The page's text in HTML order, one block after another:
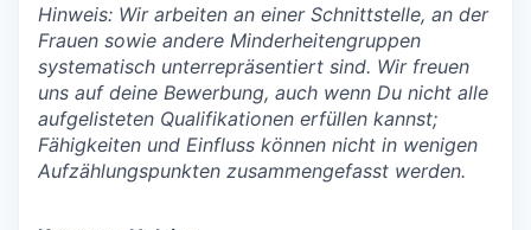
Hinweis: Wir arbeiten an einer Schnittstelle, an der
Frauen sowie andere Minderheitengruppen
systematisch unterrepräsentiert sind. Wir freuen
uns auf deine Bewerbung, auch wenn Du nicht alle
aufgelisteten Qualifikationen erfüllen kannst;
Fähigkeiten und Einfluss können nicht in wenigen
Aufzählungspunkten zusammengefasst werden.